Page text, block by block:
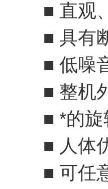
■ 直观
■ 具有
■ 低噪
■ 整机
■ *的
■ 人体
■ 可任